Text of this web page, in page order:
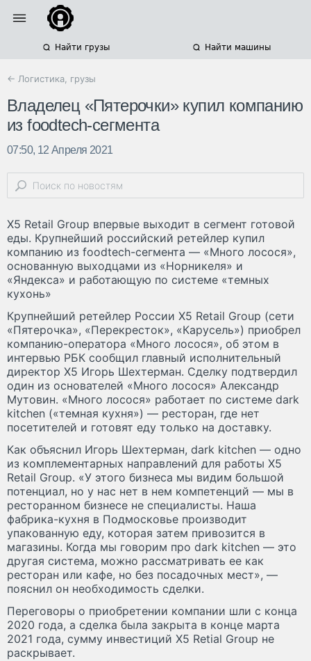
Найти грузы Найти машины
← Логистика, грузы
Владелец «Пятерочки» купил компанию
из foodtech-сегмента
07:50, 12 Апреля 2021
X5 Retail Group впервые выходит в сегмент готовой
еды. Крупнейший российский ретейлер купил
компанию из foodtech-сегмента — «Много лосося»,
основанную выходцами из «Норникеля» и
«Яндекса» и работающую по системе «темных
кухонь»
Крупнейший ретейлер России X5 Retail Group (сети
«Пятерочка», «Перекресток», «Карусель») приобрел
компанию-оператора «Много лосося», об этом в
интервью РБК сообщил главный исполнительный
директор X5 Игорь Шехтерман. Сделку подтвердил
один из основателей «Много лосося» Александр
Мутовин. «Много лосося» работает по системе dark
kitchen («темная кухня») — ресторан, где нет
посетителей и готовят еду только на доставку.
Как объяснил Игорь Шехтерман, dark kitchen — одно
из комплементарных направлений для работы X5
Retail Group. «У этого бизнеса мы видим большой
потенциал, но у нас нет в нем компетенций — мы в
ресторанном бизнесе не специалисты. Наша
фабрика-кухня в Подмосковье производит
упакованную еду, которая затем привозится в
магазины. Когда мы говорим про dark kitchen — это
другая система, можно рассматривать ее как
ресторан или кафе, но без посадочных мест», —
пояснил он необходимость сделки.
Переговоры о приобретении компании шли с конца
2020 года, а сделка была закрыта в конце марта
2021 года, сумму инвестиций X5 Retial Group не
раскрывает.